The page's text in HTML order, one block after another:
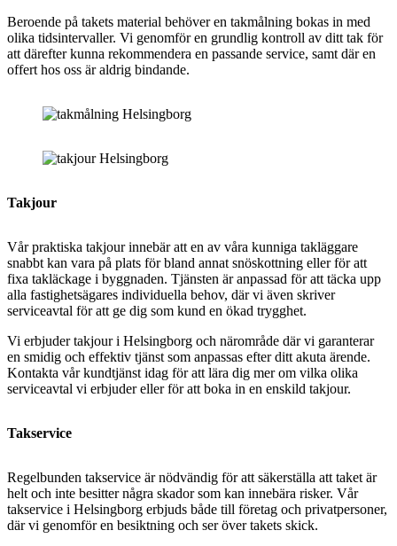
Beroende på takets material behöver en takmålning bokas in med
olika tidsintervaller. Vi genomför en grundlig kontroll av ditt tak för
att därefter kunna rekommendera en passande service, samt där en
offert hos oss är aldrig bindande.
Takjour
Vår praktiska takjour innebär att en av våra kunniga takläggare
snabbt kan vara på plats för bland annat snöskottning eller för att
fixa takläckage i byggnaden. Tjänsten är anpassad för att täcka upp
alla fastighetsägares individuella behov, där vi även skriver
serviceavtal för att ge dig som kund en ökad trygghet.
Vi erbjuder takjour i Helsingborg och närområde där vi garanterar
en smidig och effektiv tjänst som anpassas efter ditt akuta ärende.
Kontakta vår kundtjänst idag för att lära dig mer om vilka olika
serviceavtal vi erbjuder eller för att boka in en enskild takjour.
Takservice
Regelbunden takservice är nödvändig för att säkerställa att taket är
helt och inte besitter några skador som kan innebära risker. Vår
takservice i Helsingborg erbjuds både till företag och privatpersoner,
där vi genomför en besiktning och ser över takets skick.